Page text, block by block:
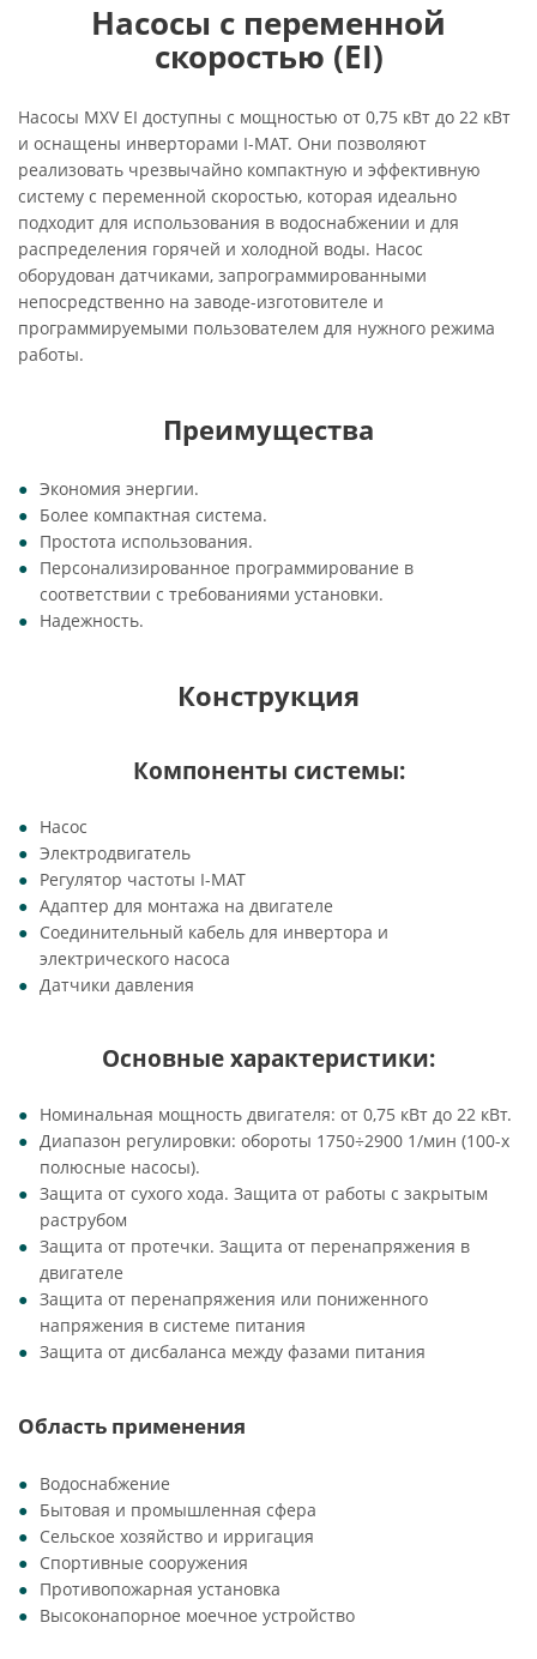
Насосы с переменной
скоростью (EI)
Насосы MXV EI доступны с мощностью от 0,75 кВт до 22 кВт
и оснащены инверторами I-MAT. Они позволяют
реализовать чрезвычайно компактную и эффективную
систему с переменной скоростью, которая идеально
подходит для использования в водоснабжении и для
распределения горячей и холодной воды. Насос
оборудован датчиками, запрограммированными
непосредственно на заводе-изготовителе и
программируемыми пользователем для нужного режима
работы.
Преимущества
Экономия энергии.
Более компактная система.
Простота использования.
Персонализированное программирование в
соответствии с требованиями установки.
Надежность.
Конструкция
Компоненты системы:
Насос
Электродвигатель
Регулятор частоты I-MAT
Адаптер для монтажа на двигателе
Соединительный кабель для инвертора и
электрического насоса
Датчики давления
Основные характеристики:
Номинальная мощность двигателя: от 0,75 кВт до 22 кВт.
Диапазон регулировки: обороты 1750÷2900 1/мин (100-х
полюсные насосы).
Защита от сухого хода. Защита от работы с закрытым
раструбом
Защита от протечки. Защита от перенапряжения в
двигателе
Защита от перенапряжения или пониженного
напряжения в системе питания
Защита от дисбаланса между фазами питания
Область применения
Водоснабжение
Бытовая и промышленная сфера
Сельское хозяйство и ирригация
Спортивные сооружения
Противопожарная установка
Высоконапорное моечное устройство